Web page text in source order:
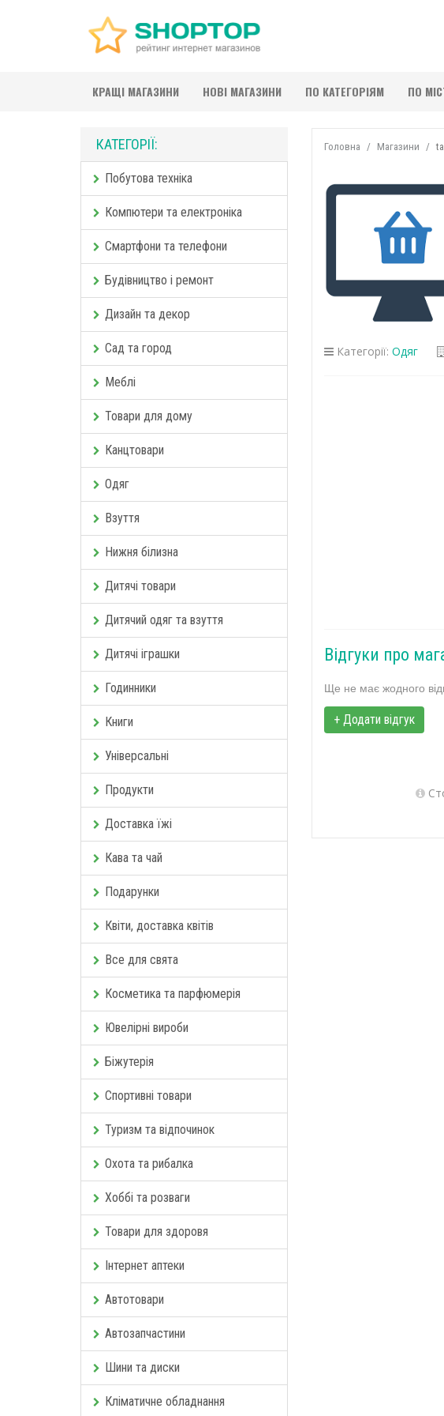
КРАЩІ МАГАЗИНИ НОВІ МАГАЗИНИ ПО КАТЕГОРІЯМ ПО
КАТЕГОРІЇ:
Побутова техніка
Компютери та електроніка
Смартфони та телефони
Будівництво і ремонт
Дизайн та декор
Сад та город
Меблі
Товари для дому
Канцтовари
Одяг
Взуття
Нижня білизна
Дитячі товари
Дитячий одяг та взуття
Дитячі іграшки
Годинники
Книги
Універсальні
Продукти
Доставка їжі
Кава та чай
Подарунки
Квіти, доставка квітів
Все для свята
Косметика та парфюмерія
Ювелірні вироби
Біжутерія
Спортивні товари
Туризм та відпочинок
Охота та рибалка
Хоббі та розваги
Товари для здоровя
Інтернет аптеки
Автотовари
Автозапчастини
Шини та диски
Кліматичне обладнання
Головна Магазини
Категорії: Одяг
Відгуки про
Ще не має жодного
+ Додати відгук